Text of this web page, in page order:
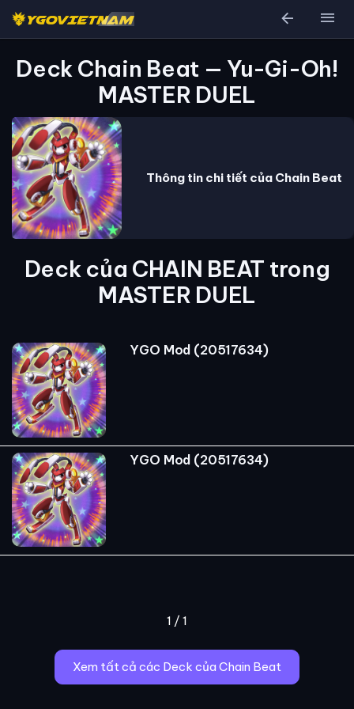
arrow_back menu
Deck Chain Beat — Yu-Gi-Oh!
MASTER DUEL
Thông tin chi tiết của Chain Beat
Deck của CHAIN BEAT trong
MASTER DUEL
YGO Mod (20517634)
YGO Mod (20517634)
1 / 1
Xem tất cả các Deck của Chain Beat